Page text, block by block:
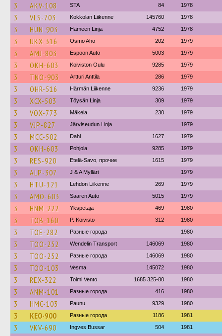
3 AKV-108 STA 84 1978
3 VLS-703 Kokkolan Liikenne 145760 1978
3 HUN-903 Hämeen Linja 4752 1978
3 UKX-316 Osmo Aho 202 1979
3 AMJ-803 Espoon Auto 5003 1979
3 OKH-603 Koiviston Oulu 9285 1979
3 TNO-903 Artturi Anttila 286 1979
3 OHR-516 Härmän Liikenne 9236 1979
3 XCX-503 Töysän Linja 309 1979
3 VOX-773 Mäkela 230 1979
3 VJP-827 Järviseudun Linja 1979
3 MCC-502 Dahl 1627 1979
3 OKH-603 Pohjola 9285 1979
3 RES-920 Etelä-Savo, прочие 1615 1979
3 ALP-307 J & A Mylläri 1979
3 HTU-121 Lehdon Liikenne 269 1979
3 AMO-603 Saaren Auto 5015 1979
3 HNM-222 Ykspetäjä 469 1980
3 TOB-160 P. Koivisto 312 1980
3 TOE-282 Разные города 1980
3 TOO-252 Wendelin Transport 146069 1980
3 TOO-252 Разные города 146069 1980
3 TOO-103 Vesma 145072 1980
3 REX-322 Toimi Vento 1685 325-80 1980
3 ANM-101 Разные города 416 1980
3 HMC-103 Paunu 9329 1980
3 KEO-900 Разные города 1186 1981
3 VKV-690 Ingves Bussar 504 1981